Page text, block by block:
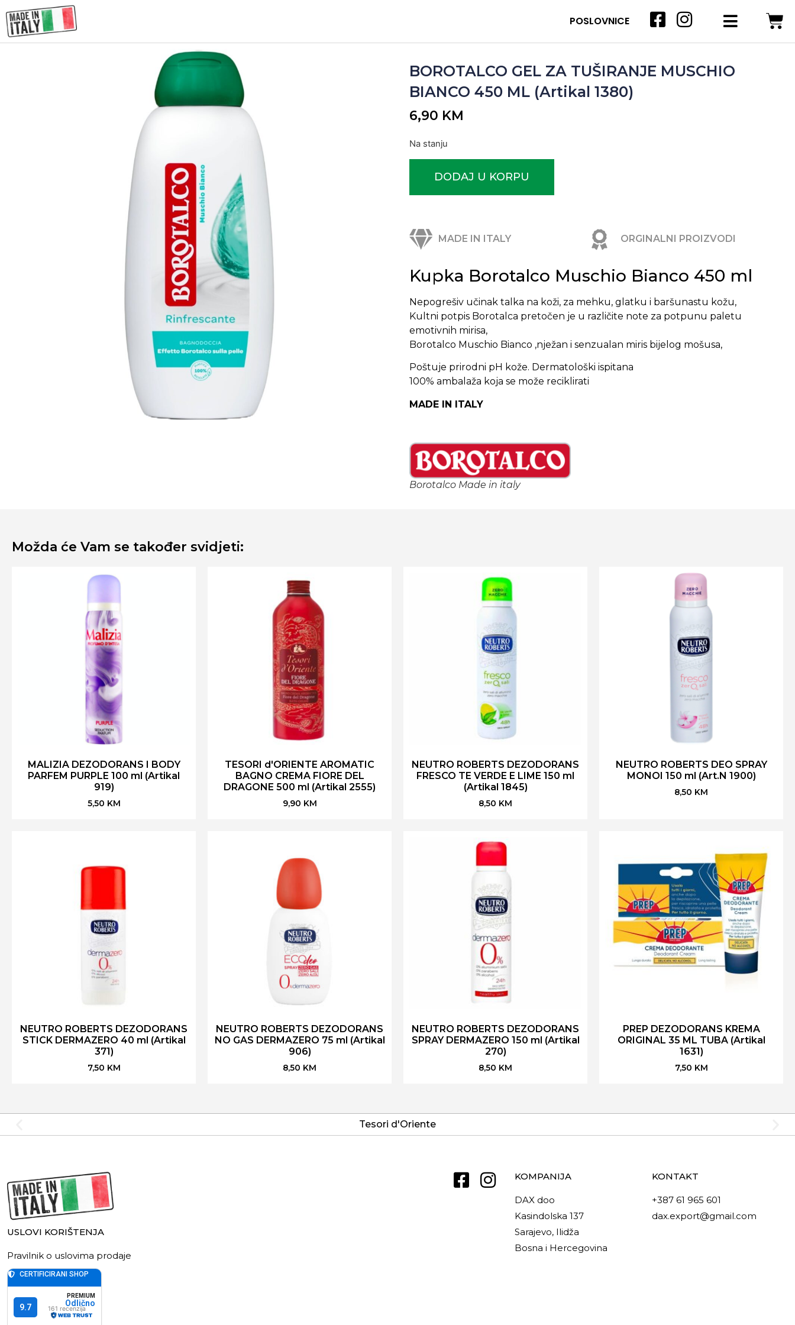
POSLOVNICE
BOROTALCO GEL ZA TUŠIRANJE MUSCHIO
BIANCO 450 ML (Artikal 1380)
6,90 KM
Na stanju
DODAJ U KORPU
MADE IN ITALY ORGINALNI PROIZVODI
Kupka Borotalco Muschio Bianco 450 ml
Nepogrešiv učinak talka na koži, za mehku, glatku i baršunastu kožu,
Kultni potpis Borotalca pretočen je u različite note za potpunu paletu
emotivnih mirisa,
Borotalco Muschio Bianco ,nježan i senzualan miris bijelog mošusa,
Poštuje prirodni pH kože. Dermatološki ispitana
100% ambalaža koja se može reciklirati
MADE IN ITALY
Borotalco Made in italy
Možda će Vam se također svidjeti:
MALIZIA DEZODORANS I BODY
PARFEM PURPLE 100 ml (Artikal
919)
5,50 KM
TESORI d'ORIENTE AROMATIC
BAGNO CREMA FIORE DEL
DRAGONE 500 ml (Artikal 2555)
9,90 KM
NEUTRO ROBERTS DEZODORANS
FRESCO TE VERDE E LIME 150 ml
(Artikal 1845)
8,50 KM
NEUTRO ROBERTS DEO SPRAY
MONOI 150 ml (Art.N 1900)
8,50 KM
NEUTRO ROBERTS DEZODORANS
STICK DERMAZERO 40 ml (Artikal
371)
7,50 KM
NEUTRO ROBERTS DEZODORANS
NO GAS DERMAZERO 75 ml (Artikal
906)
8,50 KM
NEUTRO ROBERTS DEZODORANS
SPRAY DERMAZERO 150 ml (Artikal
270)
8,50 KM
PREP DEZODORANS KREMA
ORIGINAL 35 ML TUBA (Artikal
1631)
7,50 KM
Tesori d'Oriente
USLOVI KORIŠTENJA
Pravilnik o uslovima prodaje
KOMPANIJA
DAX doo
Kasindolska 137
Sarajevo, Ilidža
Bosna i Hercegovina
KONTAKT
+387 61 965 601
dax.export@gmail.com